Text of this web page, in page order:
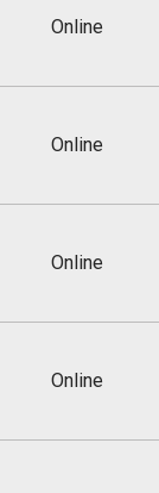
Online
Online
Online
Online